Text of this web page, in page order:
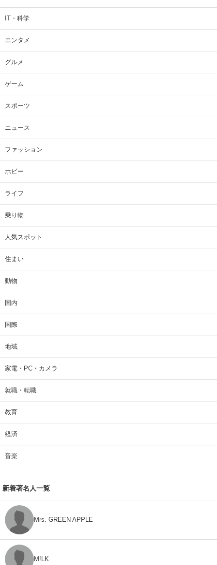
IT・科学
エンタメ
グルメ
ゲーム
スポーツ
ニュース
ファッション
ホビー
ライフ
乗り物
人気スポット
住まい
動物
国内
国際
地域
家電・PC・カメラ
就職・転職
教育
経済
音楽
新着著名人一覧
Mrs. GREEN APPLE
M!LK